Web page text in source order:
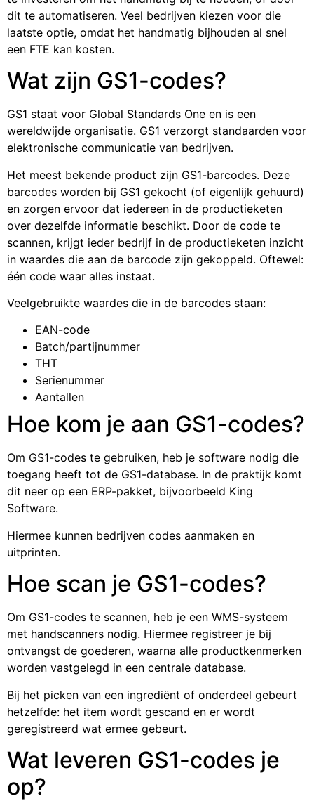
dit te automatiseren. Veel bedrijven kiezen voor die
laatste optie, omdat het handmatig bijhouden al snel
een FTE kan kosten.
Wat zijn GS1-codes?
GS1 staat voor Global Standards One en is een
wereldwijde organisatie. GS1 verzorgt standaarden voor
elektronische communicatie van bedrijven.
Het meest bekende product zijn GS1-barcodes. Deze
barcodes worden bij GS1 gekocht (of eigenlijk gehuurd)
en zorgen ervoor dat iedereen in de productieketen
over dezelfde informatie beschikt. Door de code te
scannen, krijgt ieder bedrijf in de productieketen inzicht
in waardes die aan de barcode zijn gekoppeld. Oftewel:
één code waar alles instaat.
Veelgebruikte waardes die in de barcodes staan:
EAN-code
Batch/partijnummer
THT
Serienummer
Aantallen
Hoe kom je aan GS1-codes?
Om GS1-codes te gebruiken, heb je software nodig die
toegang heeft tot de GS1-database. In de praktijk komt
dit neer op een ERP-pakket, bijvoorbeeld King
Software.
Hiermee kunnen bedrijven codes aanmaken en
uitprinten.
Hoe scan je GS1-codes?
Om GS1-codes te scannen, heb je een WMS-systeem
met handscanners nodig. Hiermee registreer je bij
ontvangst de goederen, waarna alle productkenmerken
worden vastgelegd in een centrale database.
Bij het picken van een ingrediënt of onderdeel gebeurt
hetzelfde: het item wordt gescand en er wordt
geregistreerd wat ermee gebeurt.
Wat leveren GS1-codes je
op?